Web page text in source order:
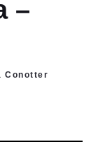
–
Conotter